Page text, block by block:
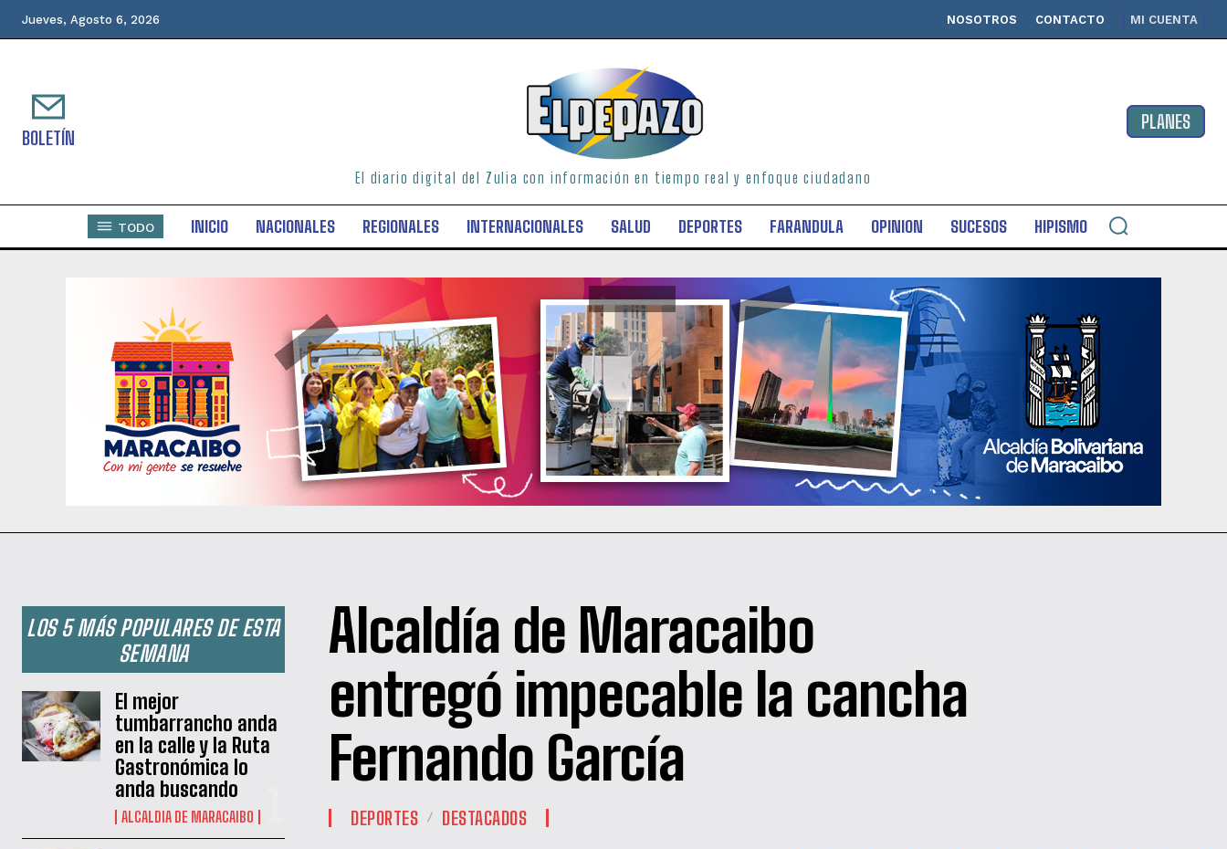
Jueves, Agosto 6, 2026 NOSOTROS CONTACTO MI CUENTA
BOLETÍN
El diario digital del Zulia con información en tiempo real y enfoque ciudadano
PLANES
TODO INICIO NACIONALES REGIONALES INTERNACIONALES SALUD DEPORTES FARANDULA OPINION SUCESOS HIPISMO
LOS 5 MÁS POPULARES DE ESTA
SEMANA
El mejor
tumbarrancho anda
en la calle y la Ruta
Gastronómica lo
anda buscando
ALCALDIA DE MARACAIBO
Alcaldía de Maracaibo
entregó impecable la cancha
Fernando García
DEPORTES DESTACADOS